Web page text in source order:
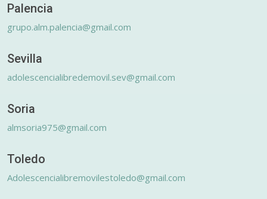
Palencia
grupo.alm.palencia@gmail.com
Sevilla
adolescencialibredemovil.sev@gmail.com
Soria
almsoria975@gmail.com
Toledo
Adolescencialibremovilestoledo@gmail.com